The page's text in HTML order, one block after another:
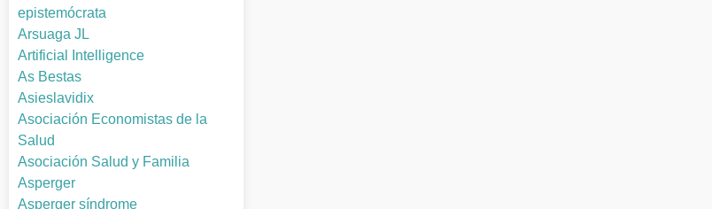
epistemócrata
Arsuaga JL
Artificial Intelligence
As Bestas
Asieslavidix
Asociación Economistas de la
Salud
Asociación Salud y Familia
Asperger
Asperger síndrome